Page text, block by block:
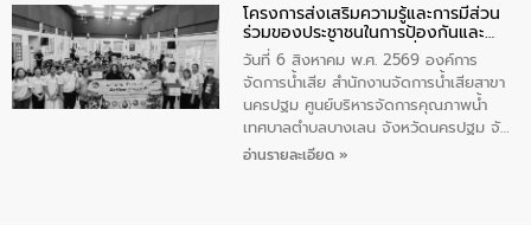
ประชาชน ตัวแทนจากโรงแรมต่างๆ ในเขต
เทศบาลตำบลราไวย์ ศูนย์บริหารจัดการ
คุณภาพน้ำเทศบาลตำบลราไวย์ นำโดยนาย
น้อย แก้วเศษ ผู้จัดการสำนักงานจัดการน้ำ
เสียสาขาภูเก็ต พร้อมด้วยเจ้าหน้าที่ จำนวน
5 คน ร่วมทำกิจกรรม ทำความสะอาด
ชายหาดและแหล่งท่องเที่ยว ณ บริเวณ
โครงการส่งเสริมความรู้และการมีส่วน
ร่วมของประชาชนในการป้องกันและ
แก้ไขปัญหาน้ำเสียอย่างยั่งยืน
วันที่ 6 สิงหาคม พ.ศ. 2569 องค์การ
จัดการน้ำเสีย สำนักงานจัดการน้ำเสียสาขา
นครปฐม ศูนย์บริหารจัดการคุณภาพน้ำ
เทศบาลตำบลบางเลน จังหวัดนครปฐม จัด
กิจกรรมภายใต้โครงการส่งเสริมความรู้และ
อ่านรายละเอียด »